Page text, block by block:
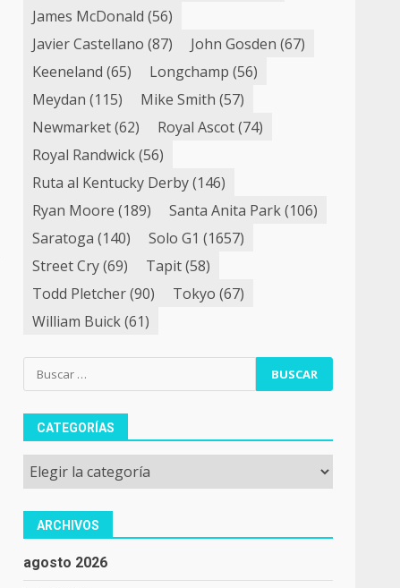
James McDonald (56)
Javier Castellano (87) John Gosden (67)
Keeneland (65) Longchamp (56)
Meydan (115) Mike Smith (57)
Newmarket(62) Royal Ascot(74)
Royal Randwick(56)
Ruta al Kentucky Derby(146)
Ryan Moore (189) Santa Anita Park(106)
Saratoga (140) Solo G1 (1657)
Street Cry(69) Tapit(58)
Todd Pletcher(90) Tokyo (67)
William Buick(61)
Buscar:
CATEGORÍAS
Categorías
ARCHIVOS
agosto 2026